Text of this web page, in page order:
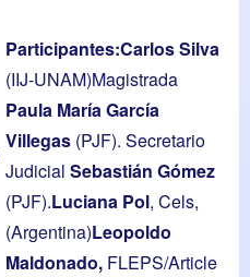
Participantes:CarlosSilva
(IIJ-UNAM)Magistrada
Paula María García
Villegas (PJF). Secretario
Judicial Sebastián Gómez
(PJF).Luciana Pol, Cels,
(Argentina)Leopoldo
Maldonado, FLEPS/Article